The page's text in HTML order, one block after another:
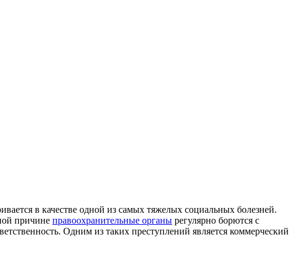
в качестве одной из самых тяжелых социальных болезней.
причине правоохранительные органы регулярно борются с
Одним из таких преступлений является коммерческий